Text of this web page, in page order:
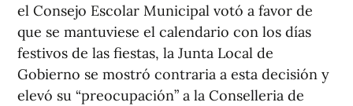
el Consejo Escolar Municipal votó a favor de
que se mantuviese el calendario con los días
festivos de las fiestas, la Junta Local de
Gobierno se mostró contraria a esta decisión y
elevó su “preocupación” a la Conselleria de